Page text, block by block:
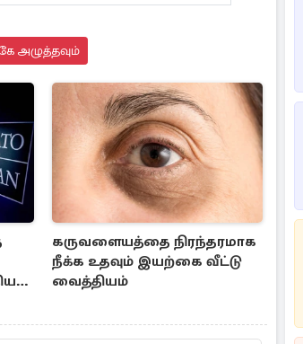
அழுத்தவும்
கருவளையத்தை நிரந்தரமாக
நீக்க உதவும் இயற்கை வீட்டு
வைத்தியம்